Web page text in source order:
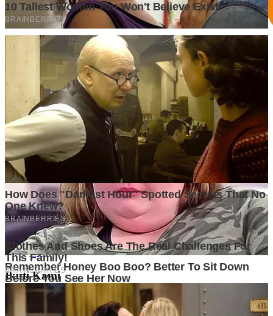
Informasi
Tentang Kami
Disclaimer
Kerjasama
Kategori
Bisnis
Finansial
Insight
Lifestyle
Market
Opini Pakar
Tech
Ikuti Kami